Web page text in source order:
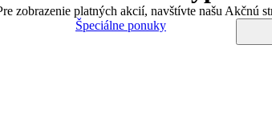
zobrazenie platných akcií, navštívte našu Akčnú
Špeciálne ponuky